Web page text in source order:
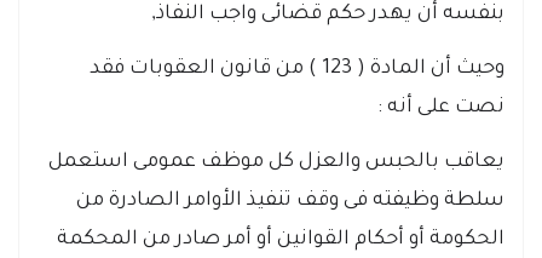
بنفسه أن يهدر حكم قضائى واجب النفاذ,
وحيث أن المادة ( 123 ) من قانون العقوبات فقد
نصت على أنه :
يعاقب بالحبس والعزل كل موظف عمومى استعمل
سلطة وظيفته فى وقف تنفيذ الأوامر الصادرة من
الحكومة أو أحكام القوانين أو أمر صادر من المحكمة